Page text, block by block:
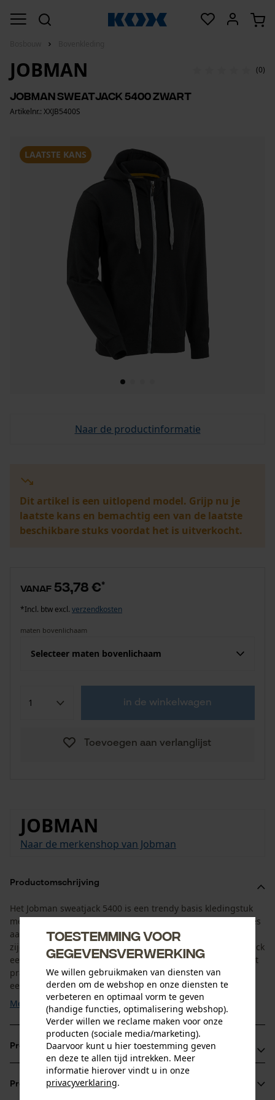
LAATSTE KANS
JOBMAN (0)
Jobman sweatjack 5400 zwart
Artikelnr.: XXJB5400S
Naar de productinformatie
Dit artikel is een uitlopend model. Grijp nu je
laatste kans en bemachtig een van de laatste
beschikbare stuks voordat het is uitverkocht.
vanaf 53,78 €*
*Incl. btw excl. verzendkosten
maten bovenlichaam
Selecteer maten bovenlichaam
in de winkelwagen
Toevoegen aan verlanglijst
JOBMAN
Naar de merkenshop van Jobman
Productomschrijving
Het Jobman sweatjack 5400 is een trendy basis kledingstuk
met capuchon voor vele outfits. De ritssluiting en de bandjes
aan de capuchon hebben een opvallende kleur. Ook de
zijdelings ingewerkte contrastelementen geven het sweatjack
een sportieve touch. Het jack met capuchon is uitgerust met
praktische steekzakken. Het Jobman sweatjack 5400 kan
eenvoudig met uw werkkleding worden gecombineerd, ...
Meer tonen
Productvoordelen
Jack met capuchon van tweelaags materiaal
Geribde band aan mouwen en zoom
Productinformatie
Toestemming voor
gegevensverwerking
We willen gebruikmaken van diensten van
derden om de webshop en onze diensten te
verbeteren en optimaal vorm te geven
(handige functies, optimalisering webshop).
Verder willen we reclame maken voor onze
producten (sociale media/marketing).
Daarvoor kunt u hier toestemming geven
en deze te allen tijd intrekken. Meer
informatie hierover vindt u in onze
privacyverklaring.